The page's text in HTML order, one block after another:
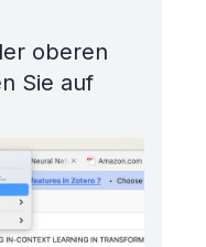
oberen
Sie auf